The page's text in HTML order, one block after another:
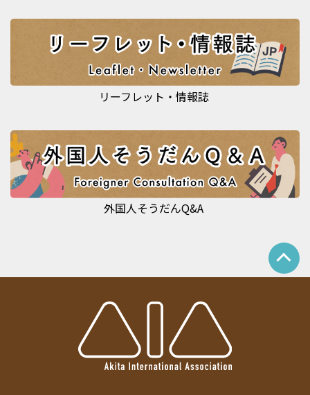
リーフレット・情報誌
外国人そうだんQ&A